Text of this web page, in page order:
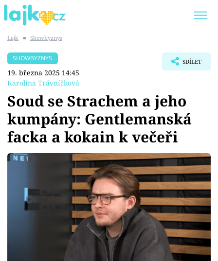
SHOPAHOLICADEL
Témata
Showbyznys
Virály
Sex a vztahy
Lajk ■ Showbyznys
SHOWBYZNYS
19. března 2025 14:45
Karolína Trávníčková
SDÍLET
Soud se Strachem a jeho
kumpány: Gentlemanská
facka a kokain k večeři